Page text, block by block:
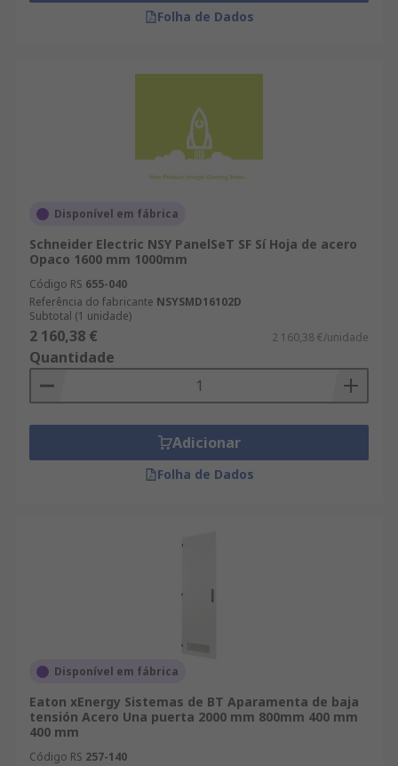
Folha de Dados
Disponível em fábrica
Schneider Electric NSY PanelSeT SF Sí Hoja de acero
Opaco 1600 mm 1000mm
Código RS 655-040
Referência do fabricante NSYSMD16102D
Subtotal (1 unidade)
2 160,38 € 2 160,38 €/unidade
Quantidade
Adicionar
Folha de Dados
Disponível em fábrica
Eaton xEnergy Sistemas de BT Aparamenta de baja
tensión Acero Una puerta 2000 mm 800mm 400 mm
400 mm
Código RS 257-140